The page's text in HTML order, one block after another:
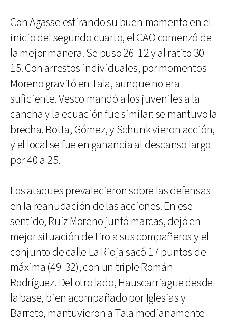
Con Agasse estirando su buen momento en el
inicio del segundo cuarto, el CAO comenzó de
la mejor manera. Se puso 26-12 y al ratito 30-
15. Con arrestos individuales, por momentos
Moreno gravitó en Tala, aunque no era
suficiente. Vesco mandó a los juveniles a la
cancha y la ecuación fue similar: se mantuvo la
brecha. Botta, Gómez, y Schunk vieron acción,
y el local se fue en ganancia al descanso largo
por 40 a 25.
Los ataques prevalecieron sobre las defensas
en la reanudación de las acciones. En ese
sentido, Ruiz Moreno juntó marcas, dejó en
mejor situación de tiro a sus compañeros y el
conjunto de calle La Rioja sacó 17 puntos de
máxima (49-32), con un triple Román
Rodríguez. Del otro lado, Hauscarriague desde
la base, bien acompañado por Iglesias y
Barreto, mantuvieron a Tala medianamente